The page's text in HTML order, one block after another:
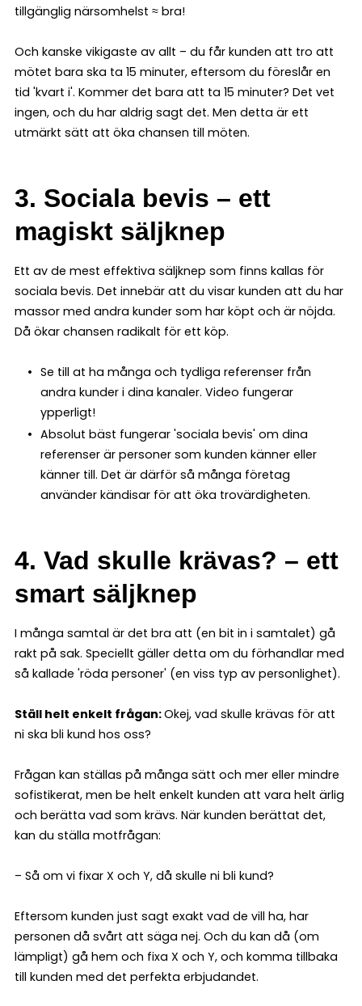
tillgänglig närsomhelst ≈ bra!
Och kanske vikigaste av allt – du får kunden att tro att
mötet bara ska ta 15 minuter, eftersom du föreslår en
tid 'kvart i'. Kommer det bara att ta 15 minuter? Det vet
ingen, och du har aldrig sagt det. Men detta är ett
utmärkt sätt att öka chansen till möten.
3. Sociala bevis – ett
magiskt säljknep
Ett av de mest effektiva säljknep som finns kallas för
sociala bevis. Det innebär att du visar kunden att du har
massor med andra kunder som har köpt och är nöjda.
Då ökar chansen radikalt för ett köp.
Se till at ha många och tydliga referenser från
andra kunder i dina kanaler. Video fungerar
ypperligt!
Absolut bäst fungerar 'sociala bevis' om dina
referenser är personer som kunden känner eller
känner till. Det är därför så många företag
använder kändisar för att öka trovärdigheten.
4. Vad skulle krävas? – ett
smart säljknep
I många samtal är det bra att (en bit in i samtalet) gå
rakt på sak. Speciellt gäller detta om du förhandlar med
så kallade 'röda personer' (en viss typ av personlighet).
Ställ helt enkelt frågan:Okej, vad skulle krävas för att
ni ska bli kund hos oss?
Frågan kan ställas på många sätt och mer eller mindre
sofistikerat, men be helt enkelt kunden att vara helt ärlig
och berätta vad som krävs. När kunden berättat det,
kan du ställa motfrågan:
– Så om vi fixar X och Y, då skulle ni bli kund?
Eftersom kunden just sagt exakt vad de vill ha, har
personen då svårt att säga nej. Och du kan då (om
lämpligt) gå hem och fixa X och Y, och komma tillbaka
till kunden med det perfekta erbjudandet.